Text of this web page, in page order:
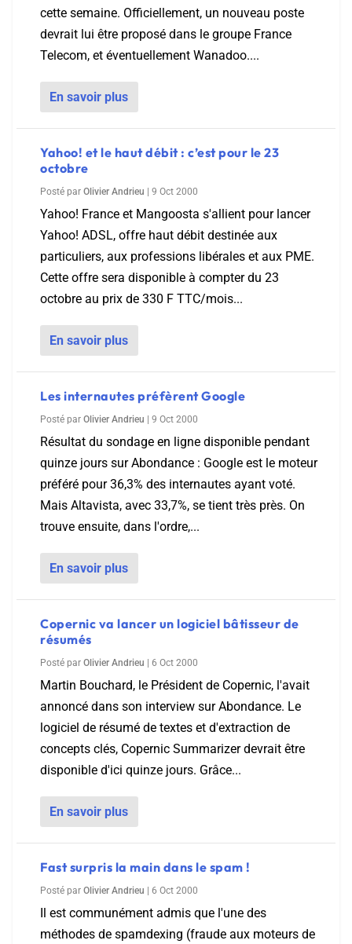
cette semaine. Officiellement, un nouveau poste
devrait lui être proposé dans le groupe France
Telecom, et éventuellement Wanadoo....
En savoir plus
Yahoo! et le haut débit : c’est pour le 23
octobre
Posté par Olivier Andrieu 9 Oct 2000
Yahoo! France et Mangoosta s'allient pour lancer
Yahoo! ADSL, offre haut débit destinée aux
particuliers, aux professions libérales et aux PME.
Cette offre sera disponible à compter du 23
octobre au prix de 330 F TTC/mois...
En savoir plus
Les internautes préfèrent Google
Posté par Olivier Andrieu 9 Oct 2000
Résultat du sondage en ligne disponible pendant
quinze jours sur Abondance : Google est le moteur
préféré pour 36,3% des internautes ayant voté.
Mais Altavista, avec 33,7%, se tient très près. On
trouve ensuite, dans l'ordre,...
En savoir plus
Copernic va lancer un logiciel bâtisseur de
résumés
Posté par Olivier Andrieu 6 Oct 2000
Martin Bouchard, le Président de Copernic, l'avait
annoncé dans son interview sur Abondance. Le
logiciel de résumé de textes et d'extraction de
concepts clés, Copernic Summarizer devrait être
disponible d'ici quinze jours. Grâce...
En savoir plus
Fast surpris la main dans le spam !
Posté par Olivier Andrieu 6 Oct 2000
Il est communément admis que l'une des
méthodes de spamdexing (fraude aux moteurs de